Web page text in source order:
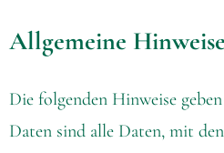
Allgemeine Hinweise
Die folgenden Hinweise
Daten sind alle Daten, mit